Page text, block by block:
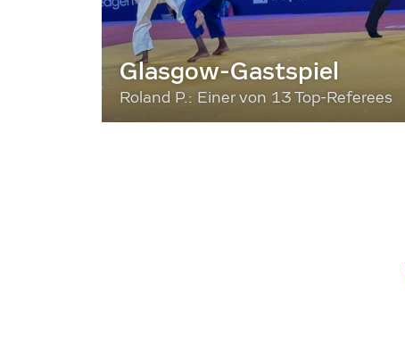
Glasgow-Gastspiel
Roland P.: Einer von 13 Top-Referees